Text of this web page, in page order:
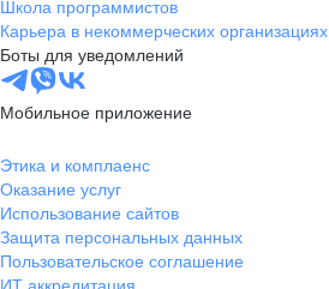
Школа программистов
Карьера в некоммерческих организациях
Боты для уведомлений
Мобильное приложение
Этика и комплаенс
Оказание услуг
Использование сайтов
Защита персональных данных
Пользовательское соглашение